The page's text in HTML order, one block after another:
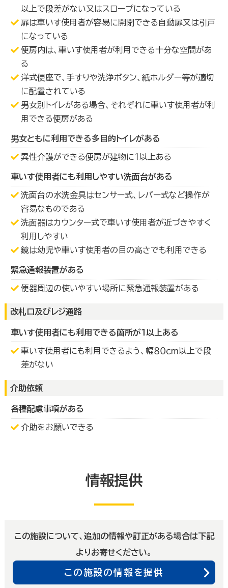
以上で段差がない又はスロープになっている
扉は車いす使用者が容易に開閉できる自動扉又は引戸
になっている
便房内は、車いす使用者が利用できる十分な空間があ
る
洋式便座で、手すりや洗浄ボタン、紙ホルダー等が適切
に配置されている
男女別トイレがある場合、それぞれに車いす使用者が利
用できる便房がある
男女ともに利用できる多目的トイレがある
異性介護ができる便房が建物に１以上ある
車いす使用者にも利用しやすい洗面台がある
洗面台の水洗金具はセンサー式、レバー式など操作が
容易なものである
洗面器はカウンター式で車いす使用者が近づきやすく
利用しやすい
鏡は幼児や車いす使用者の目の高さでも利用できる
緊急通報装置がある
便器周辺の使いやすい場所に緊急通報装置がある
改札口及びレジ通路
車いす使用者にも利用できる箇所が１以上ある
車いす使用者にも利用できるよう、幅８０ｃｍ以上で段
差がない
介助依頼
各種配慮事項がある
介助をお願いできる
情報提供
この施設について、追加の情報や訂正がある場合は下記
よりお寄せください。
この施設の情報を提供